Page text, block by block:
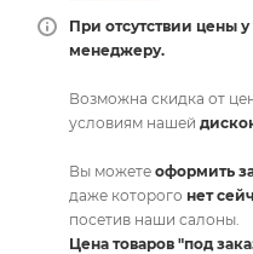
При отсутствии цены
менеджеру.
Возможна скидка от
условиям нашей
Вы можете оформить
даже которого нет
посетив наши салоны.
Цена товаров "под